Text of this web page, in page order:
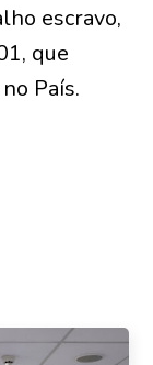
escravo,
que
País.